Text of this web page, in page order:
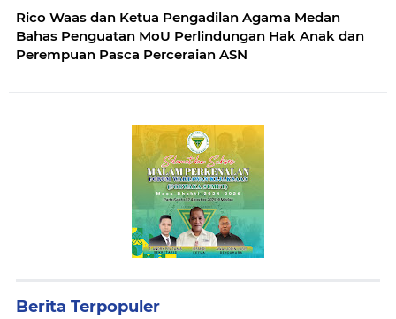
Rico Waas dan Ketua Pengadilan Agama Medan
Bahas Penguatan MoU Perlindungan Hak Anak dan
Perempuan Pasca Perceraian ASN
Berita Terpopuler